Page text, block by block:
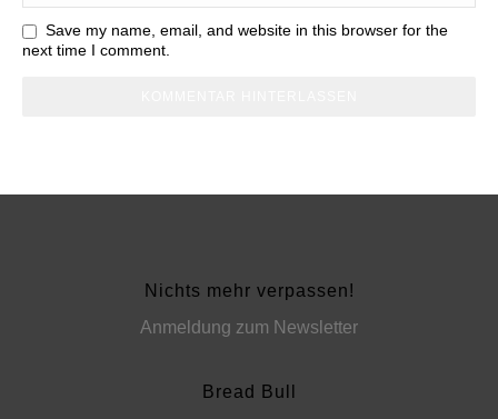
Save my name, email, and website in this browser for the
next time I comment.
Nichts mehr verpassen!
Anmeldung zum Newsletter
Bread Bull